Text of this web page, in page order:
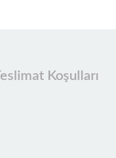
Koşulları